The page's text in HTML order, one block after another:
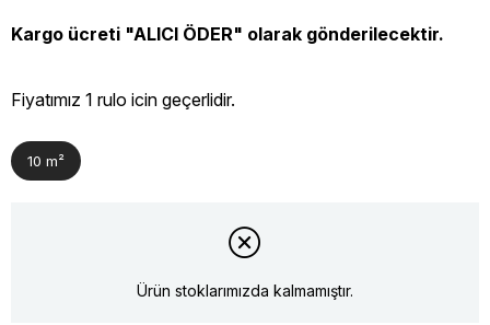
Kargo ücreti "ALICI ÖDER" olarak gönderilecektir.
Fiyatımız 1 rulo icin geçerlidir.
10 m²
Ürün stoklarımızda kalmamıştır.